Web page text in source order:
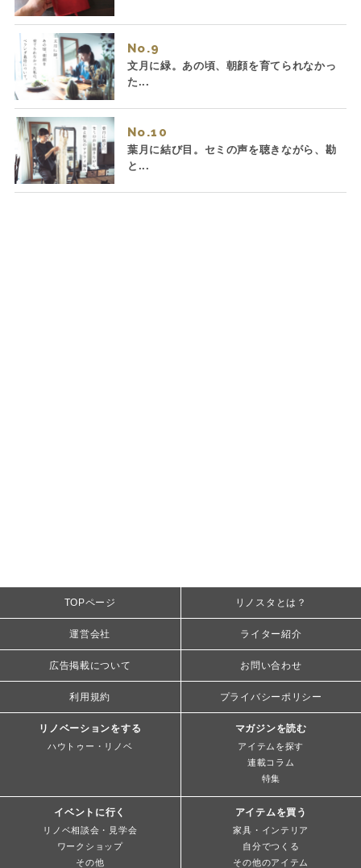
No.
文月に緑。あの頃、朝顔を育てられなかっ
た...
No.
葉月に結び目。セミの声を聴きながら、勘
と...
TOPページ リノスタとは？
運営会社 ライター紹介
広告掲載について お問い合わせ
利用規約 プライバシーポリシー
リノベーションをする
ハウトゥー・リノベ
マガジンを読む
アイテムを探す
連載コラム
特集
イベントに行く
リノベ相談会・見学会
ワークショップ
その他
アイテムを買う
家具・インテリア
自分でつくる
その他のアイテム